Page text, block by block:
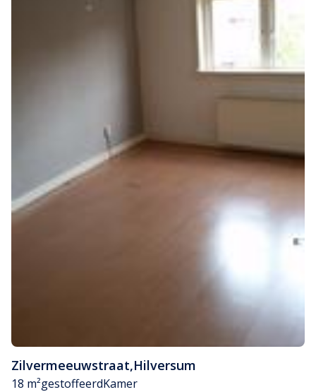
Zilvermeeuwstraat,Hilversum
18 m²gestoffeerdKamer